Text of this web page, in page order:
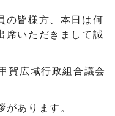
皆様方、本日は何
席いただきまして誠
賀広域行政組合議会
あります。